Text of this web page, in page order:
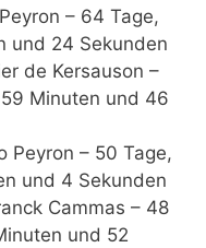
– 64 Tage,
und 24 Sekunden
de Kersauson –
Minuten und 46
Peyron – 50 Tage,
und 4 Sekunden
Cammas – 48
und 52